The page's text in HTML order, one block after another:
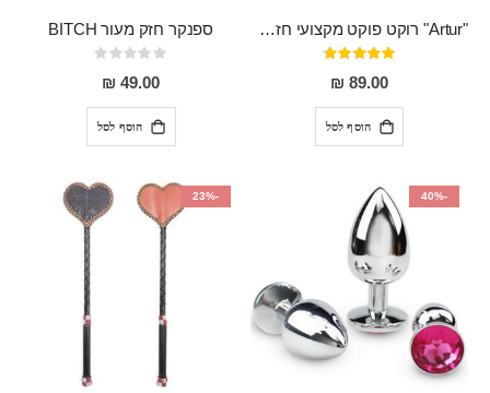
"Artur" רוקט פוקט מקצועי חזק במיוחד
דירוג:
95%
89.00 ₪
הוסף לסל
ספנקר חזק מעור BITCH
Rating:
0%
49.00 ₪
הוסף לסל
-40%
-23%